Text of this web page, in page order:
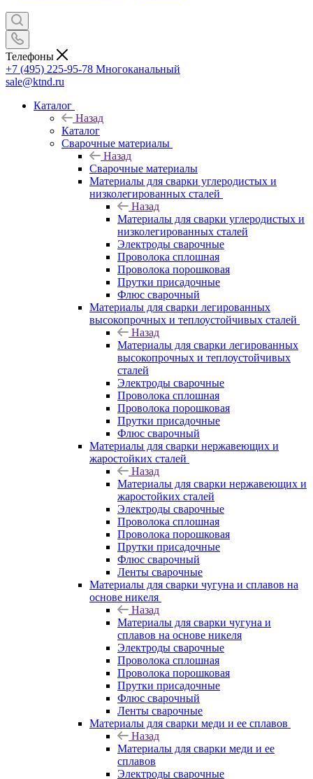
Телефоны
+7 (495) 225-95-78 Многоканальный
sale@ktnd.ru
Каталог
Назад
Каталог
Сварочные материалы
Назад
Сварочные материалы
Материалы для сварки углеродистых и
низколегированных сталей
Назад
Материалы для сварки углеродистых и
низколегированных сталей
Электроды сварочные
Проволока сплошная
Проволока порошковая
Прутки присадочные
Флюс сварочный
Материалы для сварки легированных
высокопрочных и теплоустойчивых сталей
Назад
Материалы для сварки легированных
высокопрочных и теплоустойчивых
сталей
Электроды сварочные
Проволока сплошная
Проволока порошковая
Прутки присадочные
Флюс сварочный
Материалы для сварки нержавеющих и
жаростойких сталей
Назад
Материалы для сварки нержавеющих и
жаростойких сталей
Электроды сварочные
Проволока сплошная
Проволока порошковая
Прутки присадочные
Флюс сварочный
Ленты сварочные
Материалы для сварки чугуна и сплавов на
основе никеля
Назад
Материалы для сварки чугуна и
сплавов на основе никеля
Электроды сварочные
Проволока сплошная
Проволока порошковая
Прутки присадочные
Флюс сварочный
Ленты сварочные
Материалы для сварки меди и ее сплавов
Назад
Материалы для сварки меди и ее
сплавов
Электроды сварочные